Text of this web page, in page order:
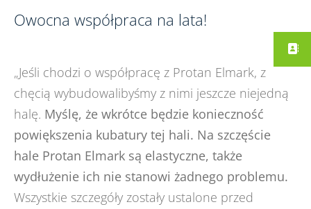
Owocna współpraca na lata!
„Jeśli chodzi o współpracę z Protan Elmark, z
chęcią wybudowalibyśmy z nimi jeszcze niejedną
halę. Myślę, że wkrótce będzie konieczność
powiększenia kubatury tej hali. Na szczęście
hale Protan Elmark są elastyczne, także
wydłużenie ich nie stanowi żadnego problemu.
Wszystkie szczegóły zostały ustalone przed